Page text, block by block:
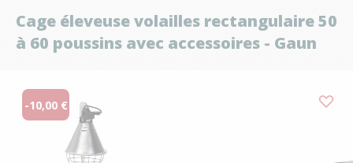
Cage éleveuse volailles rectangulaire 50
à 60 poussins avec accessoires - Gaun
-10,00 €